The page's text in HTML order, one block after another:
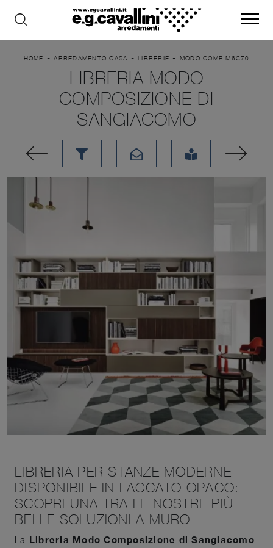
HOME -ARREDAMENTO CASA - LIBRERIE - MODO COMP M6C70
LIBRERIA MODO
COMPOSIZIONE DI
SANGIACOMO
LIBRERIA PER STANZE MODERNE
DISPONIBILE IN LACCATO OPACO:
SCOPRI UNA TRA LE NOSTRE PIÙ
BELLE SOLUZIONI A MURO
La Libreria Modo Composizione di Sangiacomo